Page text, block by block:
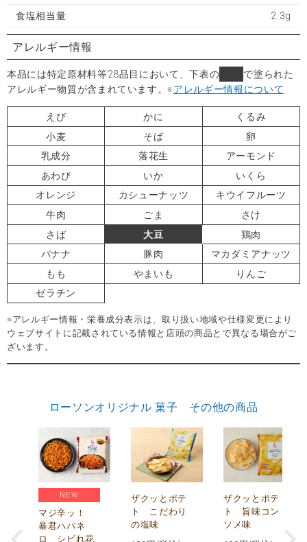
食塩相当量 2.3g
アレルギー情報
本品には特定原材料等28品目において、下表の
で塗られた
アレルギー物質が含まれています。※アレルギー情報について
えび かに
くるみ
小麦
そば
卵
乳成分
落花生
アーモンド
あわび
いか
いくら
オレンジ
カシューナッツ
キウイフルーツ
牛肉
ごま
さけ
さば
大豆
鶏肉
バナナ
豚肉
マカダミアナッツ
もも
やまいも
りんご
ゼラチン
※アレルギー情報・栄養成分表示は、取り扱い地域や仕様変更により
ウェブサイトに記載されている情報と店頭の商品とで異なる場合がご
ざいます。
ローソンオリジナル 菓子 その他の商品
NEW
マジ辛ッ！
暴君ハバネ
ロ シビれ花
ザクッとポテ
ト こだわり
の塩味
ザクッとポテ
ト 旨味コン
ソメ味